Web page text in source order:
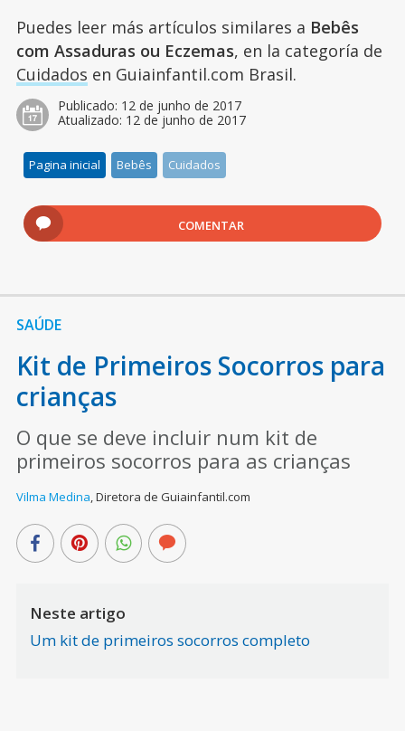
Puedes leer más artículos similares a Bebês
com Assaduras ou Eczemas, en la categoría de
Cuidados en Guiainfantil.com Brasil.
Publicado: 12 de junho de 2017
Atualizado: 12 de junho de 2017
Pagina inicial Bebês Cuidados
COMENTAR
SAÚDE
Kit de Primeiros Socorros para
crianças
O que se deve incluir num kit de
primeiros socorros para as crianças
Vilma Medina,Diretora de Guiainfantil.com
Neste artigo
Um kit de primeiros socorros completo